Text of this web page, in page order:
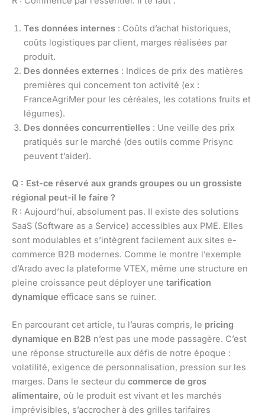
Tes données internes : Coûts d’achat historiques,
coûts logistiques par client, marges réalisées par
produit.
Des données externes : Indices de prix des matières
premières qui concernent ton activité (ex :
FranceAgriMer pour les céréales, les cotations fruits et
légumes).
Des données concurrentielles : Une veille des prix
pratiqués sur le marché (des outils comme Prisync
peuvent t’aider).
Q : Est-ce réservé aux grands groupes ou un grossiste
régional peut-il le faire ?
R : Aujourd’hui, absolument pas. Il existe des solutions
SaaS (Software as a Service) accessibles aux PME. Elles
sont modulables et s’intègrent facilement aux sites e-
commerce B2B modernes. Comme le montre l’exemple
d’Arado avec la plateforme VTEX, même une structure en
pleine croissance peut déployer une tarification
dynamique efficace sans se ruiner.
En parcourant cet article, tu l’auras compris, le pricing
dynamique en B2B n’est pas une mode passagère. C’est
une réponse structurelle aux défis de notre époque :
volatilité, exigence de personnalisation, pression sur les
marges. Dans le secteur du commerce de gros
alimentaire, où le produit est vivant et les marchés
imprévisibles, s’accrocher à des grilles tarifaires